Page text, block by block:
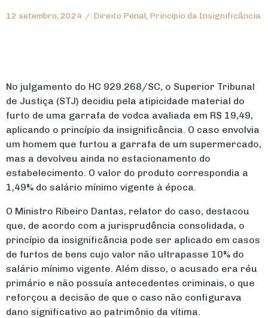
12 setembro, 2024 / Direito Penal, Princípio da Insignificância
No julgamento do HC 929.268/SC, o Superior Tribunal
de Justiça (STJ) decidiu pela atipicidade material do
furto de uma garrafa de vodca avaliada em R$ 19,49,
aplicando o princípio da insignificância. O caso envolvia
um homem que furtou a garrafa de um supermercado,
mas a devolveu ainda no estacionamento do
estabelecimento. O valor do produto correspondia a
1,49% do salário mínimo vigente à época.
O Ministro Ribeiro Dantas, relator do caso, destacou
que, de acordo com a jurisprudência consolidada, o
princípio da insignificância pode ser aplicado em casos
de furtos de bens cujo valor não ultrapasse 10% do
salário mínimo vigente. Além disso, o acusado era réu
primário e não possuía antecedentes criminais, o que
reforçou a decisão de que o caso não configurava
dano significativo ao patrimônio da vítima.